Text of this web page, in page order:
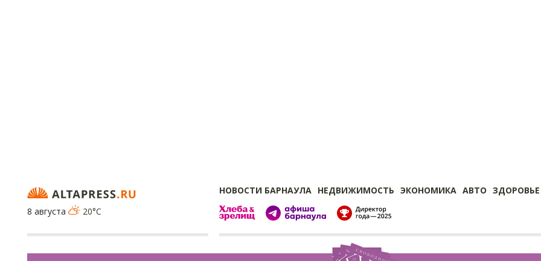
НОВОСТИ БАРНАУЛА НЕДВИЖИМОСТЬ ЭКОНОМИКА АВТО ЗДОРОВЬЕ
8 августа
20°C